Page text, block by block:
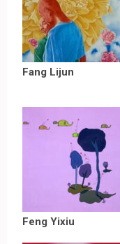
Fang Lijun
Feng Yixiu